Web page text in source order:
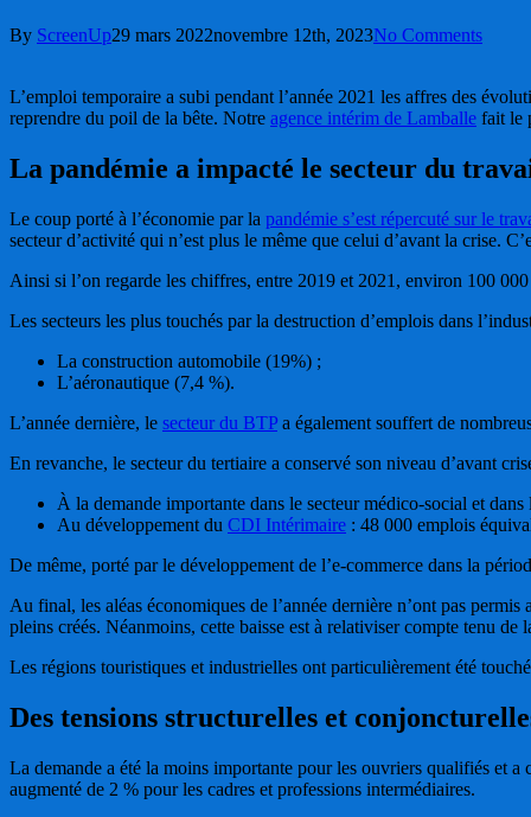
By ScreenUp29 mars 2022novembre 12th, 2023No Comments
L’emploi temporaire a subi pendant l’année 2021 les affres des
reprendre du poil de la bête. Notre agence intérim de Lamballe fait le
La pandémie a impacté le secteur du
Le coup porté à l’économie par la pandémie s’est répercuté sur le
secteur d’activité qui n’est plus le même que celui d’avant la crise.
Ainsi si l’on regarde les chiffres, entre 2019 et 2021, environ 100
Les secteurs les plus touchés par la destruction d’emplois dans
La construction automobile (19%) ;
L’aéronautique (7,4 %).
L’année dernière, le secteur du BTPa également souffert de
En revanche, le secteur du tertiaire a conservé son niveau d’avant
À la demande importante dans le secteur médico-social et dans
Au développement du CDI Intérimaire : 48 000 emplois
De même, porté par le développement de l’e-commerce dans la
Au final, les aléas économiques de l’année dernière n’ont pas
pleins créés. Néanmoins, cette baisse est à relativiser compte tenu de
Les régions touristiques et industrielles ont particulièrement été
Des tensions structurelles et
La demande a été la moins importante pour les ouvriers qualifiés et
augmenté de 2 % pour les cadres et professions intermédiaires.